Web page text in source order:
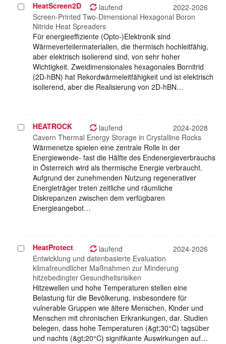
Projekt
auswählen
HeatScreen2D laufend
2022-2026
Screen-Printed Two-Dimensional Hexagonal Boron
Nitride Heat Spreaders
Für energieeffiziente (Opto-)Elektronik sind
Wärmeverteilermaterialien, die thermisch hochleitfähig,
aber elektrisch isolierend sind, von sehr hoher
Wichtigkeit. Zweidimensionales hexagonales Bornitrid
(2D-hBN) hat Rekordwärmeleitfähigkeit und ist elektrisch
isolierend, aber die Realisierung von 2D-hBN…
Projekt
auswählen
HEATROCK laufend
2024-2028
Cavern Thermal Energy Storage in Crystalline Rocks
Wärmenetze spielen eine zentrale Rolle in der
Energiewende- fast die Hälfte des Endenergieverbrauchs
in Österreich wird als thermische Energie verbraucht.
Aufgrund der zunehmenden Nutzung regenerativer
Energieträger treten zeitliche und räumliche
Diskrepanzen zwischen dem verfügbaren
Energieangebot…
Projekt
auswählen
HeatProtect laufend
2024-2026
Entwicklung und datenbasierte Evaluation
klimafreundlicher Maßnahmen zur Minderung
hitzebedingter Gesundheitsrisiken
Hitzewellen und hohe Temperaturen stellen eine
Belastung für die Bevölkerung, insbesondere für
vulnerable Gruppen wie ältere Menschen, Kinder und
Menschen mit chronischen Erkrankungen, dar. Studien
belegen, dass hohe Temperaturen (&gt;30°C) tagsüber
und nachts (&gt;20°C) signifikante Auswirkungen auf…